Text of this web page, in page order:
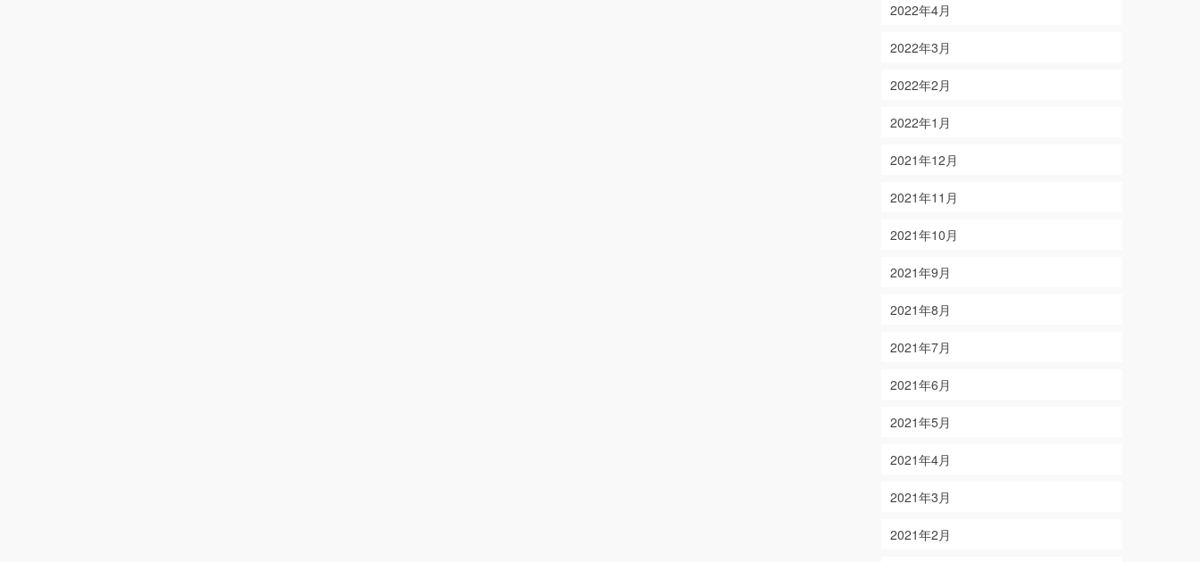
2022年4月
2022年3月
2022年2月
2022年1月
2021年12月
2021年11月
2021年10月
2021年9月
2021年8月
2021年7月
2021年6月
2021年5月
2021年4月
2021年3月
2021年2月